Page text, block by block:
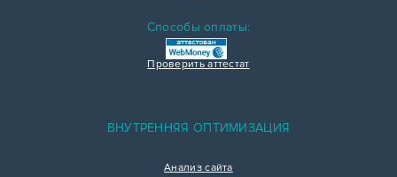
Способы оплаты:
Проверить аттестат
ВНУТРЕННЯЯ ОПТИМИЗАЦИЯ
Анализ сайта